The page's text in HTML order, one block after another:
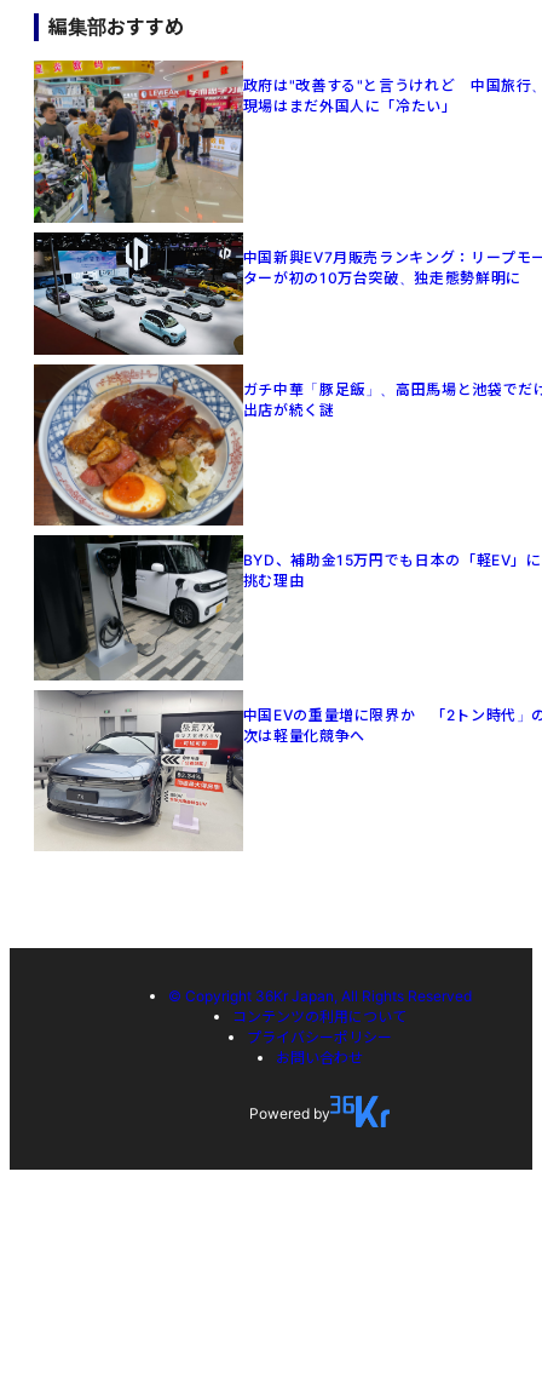
編集部おすすめ
政府は"改善する"と言うけれど 中国旅行
現場はまだ外国人に「冷たい」
中国新興EV7月販売ランキング：リープモ
ターが初の10万台突破、独走態勢鮮明に
ガチ中華「豚足飯」、高田馬場と池袋でだ
出店が続く謎
BYD、補助金15万円でも日本の「軽EV」に
挑む理由
中国EVの重量増に限界か 「2トン時代」
次は軽量化競争へ
© Copyright 36Kr Japan, All Rights Reserved
コンテンツの利用について
プライバシーポリシー
お問い合わせ
Powered by